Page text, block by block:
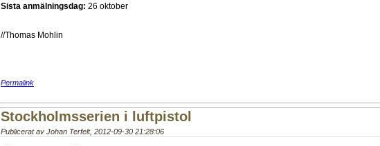
Sista anmälningsdag: 26 oktober
//Thomas Mohlin
Permalink
Stockholmsserien i luftpistol
Publicerat av Johan Terfelt, 2012-09-30 21:28:06